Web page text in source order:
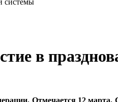
в
Отмечается 12 марта.